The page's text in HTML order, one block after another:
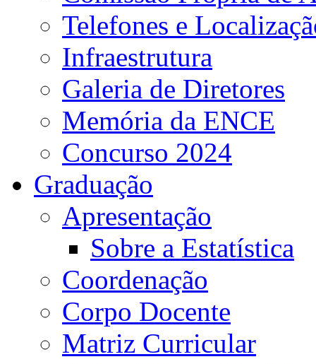
Telefones e
Infraestrutura
Galeria de Diretores
Memória da ENCE
Concurso 2024
Graduação
Apresentação
Sobre a Estatística
Coordenação
Corpo Docente
Matriz Curricular